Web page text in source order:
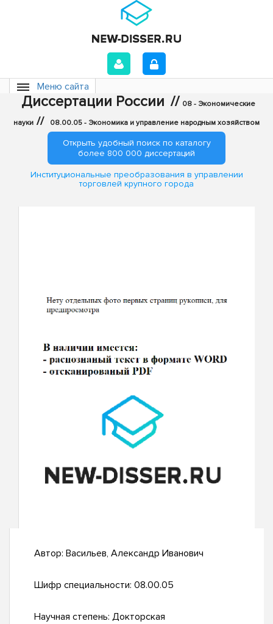
Меню сайта
Диссертации России // 08 - Экономические
науки // 08.00.05 - Экономика и управление народным хозяйством
Открыть удобный поиск по каталогу
более 800 000 диссертаций
Институциональные преобразования в управлении
торговлей крупного города
Автор: Васильев, Александр Иванович
Шифр специальности: 08.00.05
Научная степень: Докторская